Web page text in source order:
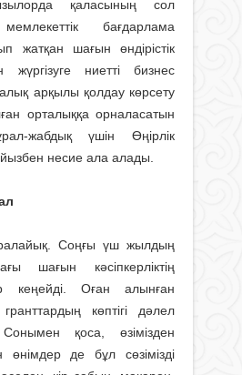
қаласының сол
бағдарлама
жатқан шағын өндірістік
жүргізуге ниетті бизнес
арқылы қолдау көрсету
орталыққа орналасатын
жабдық үшін Өңірлік
несие ала алады.
Соңғы үш жылдың
шағын кәсіпкерліктің
кеңейді. Оған алынған
көптігі дәлел
қоса, өзімізден
де бұл сөзімізді